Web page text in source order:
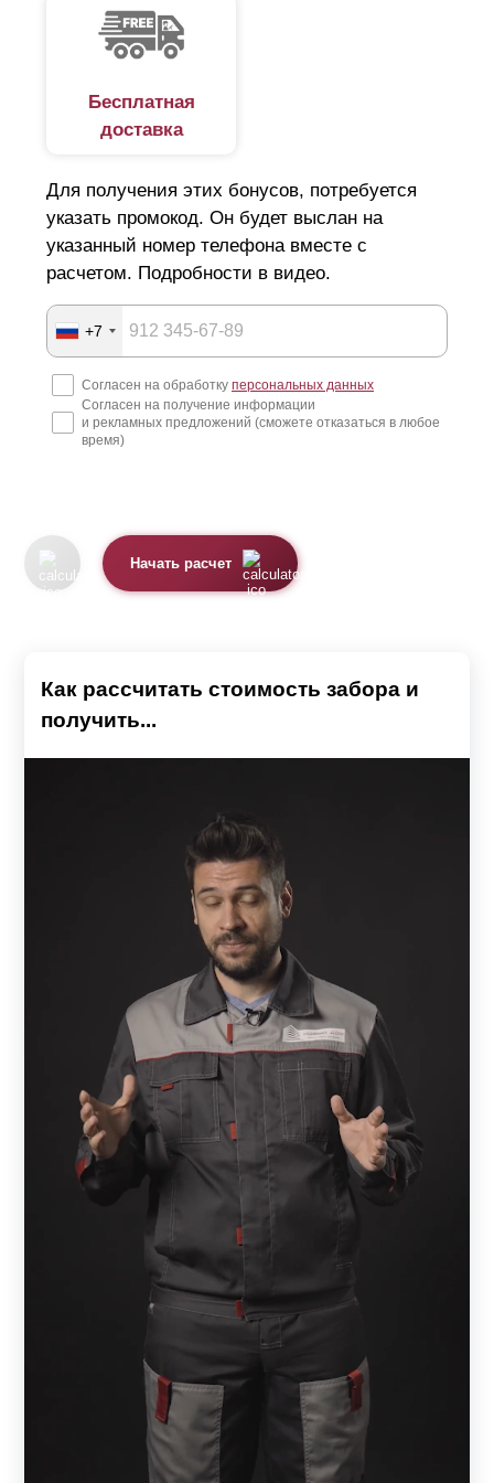
впишется в общий ландшафт участка, обеспечит его
безопасность?
Увы, на рынке есть немало недобросовестных
компаний. Наобещают "Золотые горы", и технично
по строительству сорваны и все планы нарушены. Как
подобрать идеальный вариант люксового ограждения и
не попасть в руки мошенников, читайте далее.
Подготовка к строительству забора
Начнем с того, что покупка и установка забора для дачи
или для загородного дома, крайне затратная статья
расходов. Поэтому еще на этапе составления дизайн-
конструкции, также учесть особенности рельефа участка
и характеристики грунта. Так как от этого напрямую
если дом находится в центральных частях города,
транспорта. К тому же, высокая конструкция станет
гарантом вашей безопасности и преградит путь ворам.
Перед строительством следует учитывать размеры
участка и дома. Они должны друг другу соответствовать.
Например, не очень красиво смотрится двухметровый
забор, который находится рядом с одноэтажным домом.
Чтобы добиться гармонии, необходимо подобрать
вариант на 1-1,5 метра. Если же ваш дом состоит из
нескольких этажей, то и забор должен быть значительно
Также важно обратить внимание на характер участка.
Если он расположен на местности с большим
перепадом высот или посреди холмов, то установка
конструкции значительно осложнится (увеличивается
бюджет). В этом случае можно выбрать более простой и
доступный вариант, который не потребует
дополнительных вложений.
Крайне важно, чтобы фасад коттеджа и лицевая часть
конструкции дополняли друг друга, создавая эффект
единой конструкции. А достигается он благодаря
Бесплатная
доставка
Для получения этих бонусов, потребуется
указать промокод. Он будет выслан на
указанный номер телефона вместе с
расчетом. Подробности в видео.
+7
Согласен на обработку персональных данных
Согласен на получение информации
и рекламных предложений (сможете отказаться в любое
время)
Начать расчет
Как рассчитать стоимость забора и
получить...